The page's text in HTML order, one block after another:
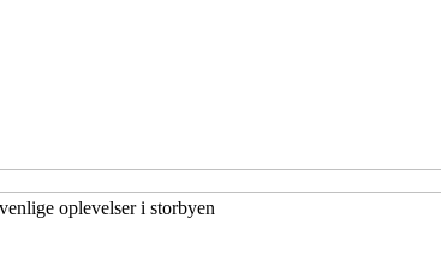
oplevelser i storbyen